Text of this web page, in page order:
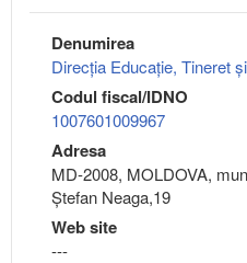
Denumirea
Direcţia Educaţie, Tineret
Codul fiscal/IDNO
1007601009967
Adresa
MD-2008, MOLDOVA,
Ștefan Neaga,19
Web site
---